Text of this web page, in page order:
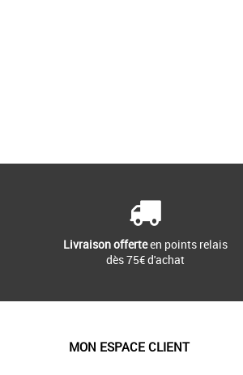
Livraison offerteen points relais
dès 75€ d'achat
MON ESPACE CLIENT